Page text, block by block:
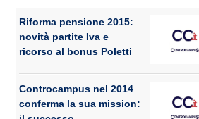
Riforma pensione 2015:
novità partite Iva e
ricorso al bonus Poletti
Controcampus nel 2014
conferma la sua mission: